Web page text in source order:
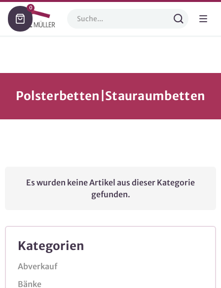
0
Polsterbetten|Stauraumbetten
Kategorien
Abverkauf
Bänke
Es wurden keine Artikel aus dieser Kategorie
gefunden.